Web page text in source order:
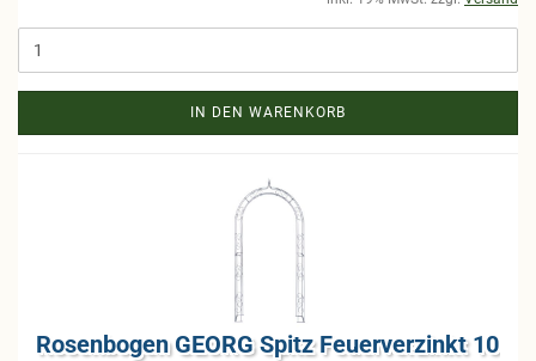
IN DEN WARENKORB
Ro­sen­bo­gen GEORG Spitz Feu­er­ver­zinkt 10